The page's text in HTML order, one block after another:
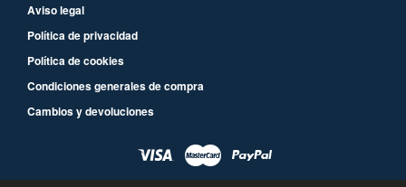
Aviso legal
Política de privacidad
Política de cookies
Condiciones generales de compra
Cambios y devoluciones